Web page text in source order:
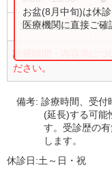
15:00〜18:00 ●
診療時間・内容等につ
ださい。
お盆(8月中旬)は休
医療機関に直接ご確
備考:診療時間、受付
(延長)する可能
す。受診歴の
します。
休診日:土～日・祝